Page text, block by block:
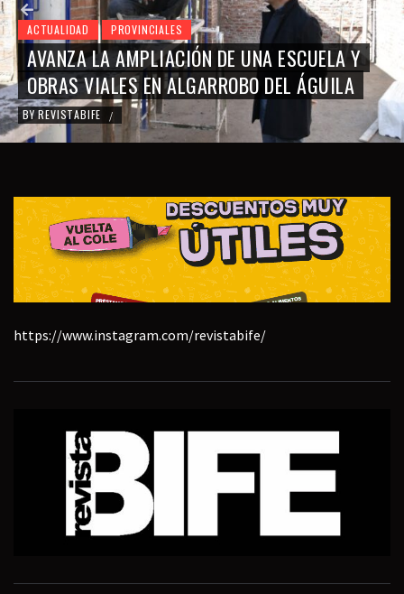
ACTUALIDAD PROVINCIALES
AVANZA LA AMPLIACIÓN DE UNA ESCUELA Y
OBRAS VIALES EN ALGARROBO DEL ÁGUILA
BY REVISTABIFE /
https://www.instagram.com/revistabife/